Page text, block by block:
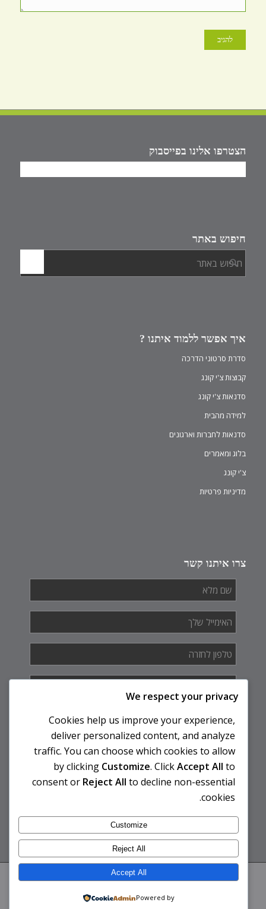
הצטרפו אלינו בפייסבוק
חיפוש באתר
איך אפשר ללמוד איתנו ?
סדרת סרטוני הדרכה
קבוצות צ'י קונג
סדנאות צ'י קונג
למידה מהבית
סדנאות לחברות וארגונים
בלוג ומאמרים
צ'י קונג
מדיניות פרטיות
צרו איתנו קשר
שם
מלא *
האימייל
שלך *
טלפון
לחזרה *
איך
יכולים
לך?
| עיצוב אתר - עינת איניTHE-BRAND
We respect your privacy
Cookies help us improve your experience,
deliver personalized content, and analyze
traffic. You can choose which cookies to allow
by clicking Customize. ClickAccept All to
consent or Reject All to decline non-essential
cookies.
Customize
Reject All
Accept All
Powered by